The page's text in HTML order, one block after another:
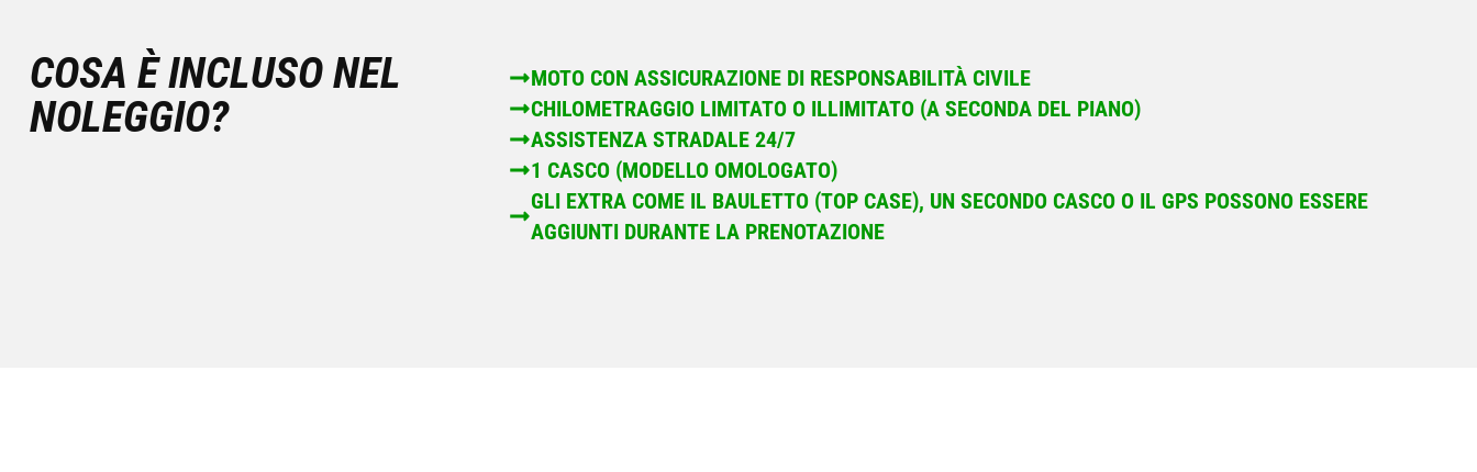
COSA È INCLUSO NEL
NOLEGGIO?
MOTO CON ASSICURAZIONE DI RESPONSABILITÀ CIVILE
CHILOMETRAGGIO LIMITATO O ILLIMITATO (A SECONDA DEL PIANO)
ASSISTENZA STRADALE 24/7
1 CASCO (MODELLO OMOLOGATO)
GLI EXTRA COME IL BAULETTO (TOP CASE), UN SECONDO CASCO O IL GPS POSSONO ESSERE
AGGIUNTI DURANTE LA PRENOTAZIONE